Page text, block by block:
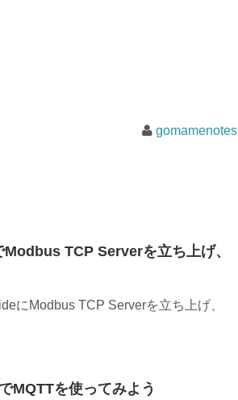
gomamenotes
TCP Serverを立ち上げ、
にModbus TCP Serverを立ち上げ、
MQTTを使ってみよう